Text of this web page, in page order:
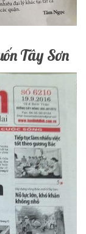
Tây Sơn